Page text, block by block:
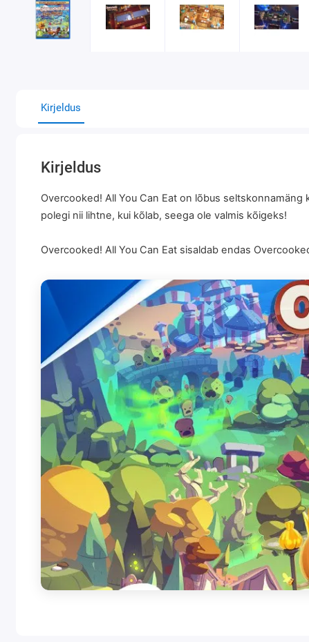
Kirjeldus
Kirjeldus
Overcooked! All You Can Eat on lõbus
polegi nii lihtne, kui kõlab, seega ole valmis kõigeks!
Overcooked! All You Can Eat sisaldab endas